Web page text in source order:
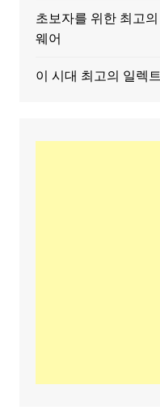
초보자를 위한 최고
웨어
이 시대 최고의 일렉